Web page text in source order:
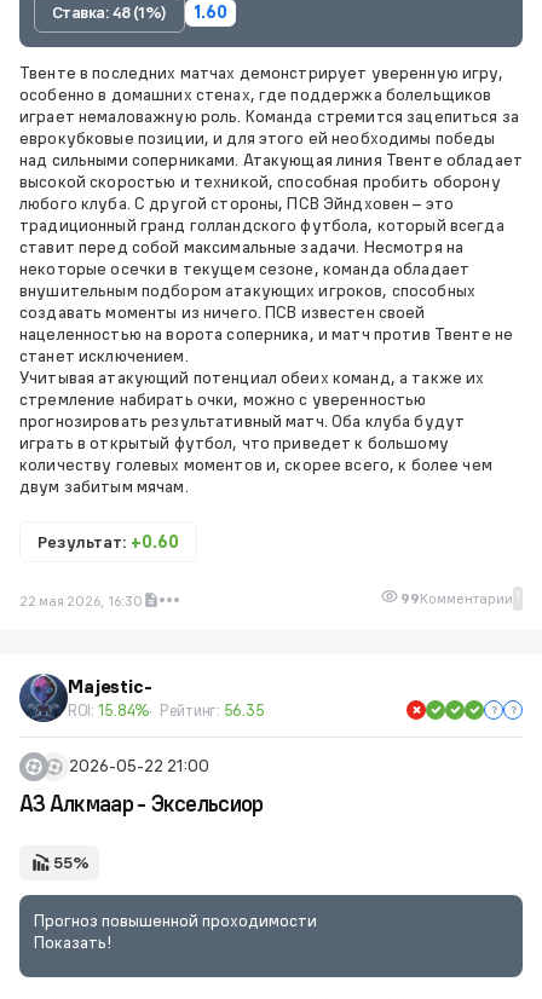
Ставка: 48 (1%)
1.60
Твенте в последних матчах демонстрирует уверенную игру,
особенно в домашних стенах, где поддержка болельщиков
играет немаловажную роль. Команда стремится зацепиться за
еврокубковые позиции, и для этого ей необходимы победы
над сильными соперниками. Атакующая линия Твенте обладает
высокой скоростью и техникой, способная пробить оборону
любого клуба. С другой стороны, ПСВ Эйндховен – это
традиционный гранд голландского футбола, который всегда
ставит перед собой максимальные задачи. Несмотря на
некоторые осечки в текущем сезоне, команда обладает
внушительным подбором атакующих игроков, способных
создавать моменты из ничего. ПСВ известен своей
нацеленностью на ворота соперника, и матч против Твенте не
станет исключением.
Учитывая атакующий потенциал обеих команд, а также их
стремление набирать очки, можно с уверенностью
прогнозировать результативный матч. Оба клуба будут
играть в открытый футбол, что приведет к большому
количеству голевых моментов и, скорее всего, к более чем
двум забитым мячам.
Результат: +0.60
22 мая 2026, 16:30 99Комментарии 1
Majestic-
ROI: 15.84% Рейтинг: 56.35
2026-05-22 21:00
55%
АЗ Алкмаар - Эксельсиор
Прогноз повышенной проходимости
Показать!